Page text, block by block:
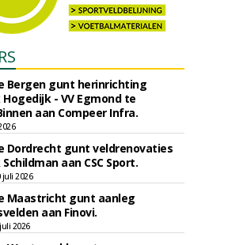
Bergen gunt herinrichting
- VV Egmond te
aan Compeer Infra.
Dordrecht gunt veldrenovaties
aan CSC Sport.
2026
Maastricht gunt aanleg
aan Finovi.
2026